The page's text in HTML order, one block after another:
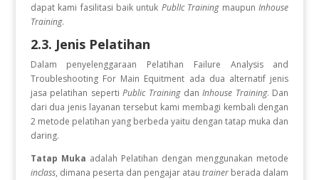
dapat kami fasilitasi baik untuk PublIc TrainingmaupunInhouse
Training.
2.3. Jenis Pelatihan
Dalam penyelenggaraan Pelatihan Failure Analysis and
Troubleshooting For Main Equitment ada dua alternatif jenis
jasa pelatihan sepertiPublic TrainingdanInhouse Training. Dan
dari dua jenis layanan tersebut kami membagi kembali dengan
2 metode pelatihan yang berbeda yaitu dengan tatap muka dan
daring.
Tatap Muka adalah Pelatihan dengan menggunakan metode
inclass, dimana peserta dan pengajar atautrainer berada dalam